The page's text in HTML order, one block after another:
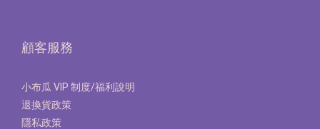
顧客服務
小布瓜 VIP 制度/福利說明
退換貨政策
隱私政策